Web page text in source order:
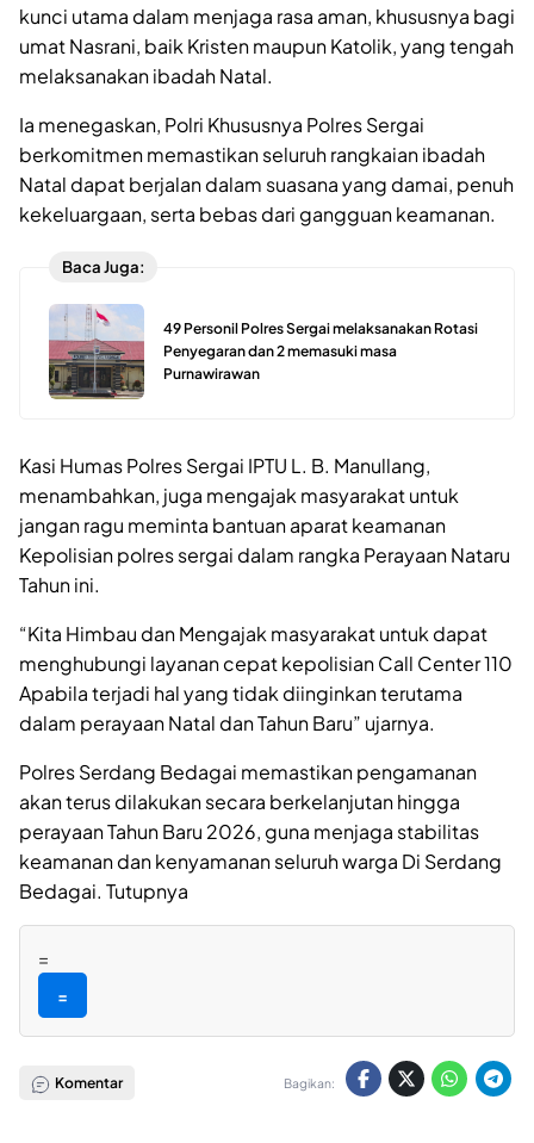
kunci utama dalam menjaga rasa aman, khususnya bagi
umat Nasrani, baik Kristen maupun Katolik, yang tengah
melaksanakan ibadah Natal.
Ia menegaskan, Polri Khususnya Polres Sergai
berkomitmen memastikan seluruh rangkaian ibadah
Natal dapat berjalan dalam suasana yang damai, penuh
kekeluargaan, serta bebas dari gangguan keamanan.
Baca Juga:
49 Personil Polres Sergai melaksanakan Rotasi
Penyegaran dan 2 memasuki masa
Purnawirawan
Kasi Humas Polres Sergai IPTU L. B. Manullang,
menambahkan, juga mengajak masyarakat untuk
jangan ragu meminta bantuan aparat keamanan
Kepolisian polres sergai dalam rangka Perayaan Nataru
Tahun ini.
“Kita Himbau dan Mengajak masyarakat untuk dapat
menghubungi layanan cepat kepolisian Call Center 110
Apabila terjadi hal yang tidak diinginkan terutama
dalam perayaan Natal dan Tahun Baru” ujarnya.
Polres Serdang Bedagai memastikan pengamanan
akan terus dilakukan secara berkelanjutan hingga
perayaan Tahun Baru 2026, guna menjaga stabilitas
keamanan dan kenyamanan seluruh warga Di Serdang
Bedagai. Tutupnya
=
=
Komentar Bagikan: